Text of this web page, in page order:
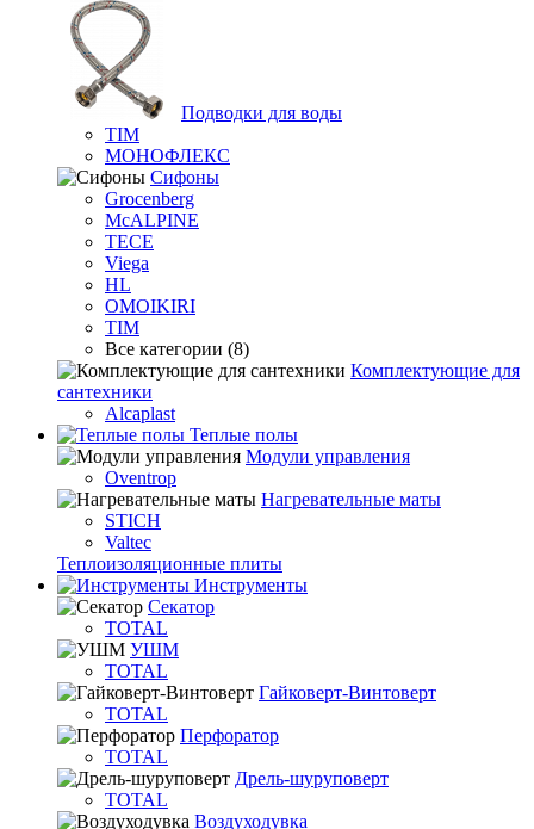
Подводки для воды
TIM
МОНОФЛЕКС
Сифоны
Grocenberg
McALPINE
TECE
Viega
HL
OMOIKIRI
TIM
Все категории (8)
Комплектующие для
сантехники
Alcaplast
Теплые полы
Модули управления
Oventrop
Нагревательные маты
STICH
Valtec
Теплоизоляционные плиты
Инструменты
Секатор
TOTAL
УШМ
TOTAL
Гайковерт-Винтоверт
TOTAL
Перфоратор
TOTAL
Дрель-шуруповерт
TOTAL
Воздуходувка